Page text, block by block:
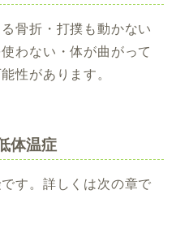
骨折・打撲も動かない
わない・体が曲がって
性があります。
体温症
す。詳しくは次の章で